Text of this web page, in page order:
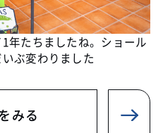
年たちましたね。ショール
ぶ変わりました
みる